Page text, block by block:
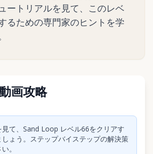
ートリアルを見て、このレベ
るための専門家のヒントを学
画攻略
クリックして動画を再生
て、Sand Loop レベル66をクリアす
しょう。ステップバイステップの解決策
。